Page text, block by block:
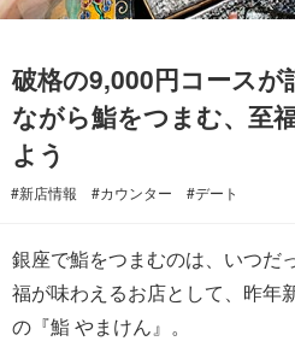
破格の9,000円コースが
ながら鮨をつまむ、至
よう
#新店情報 #カウンター #デート
銀座で鮨をつまむのは、いつだ
福が味わえるお店として、昨年
の『鮨 やまけん』。